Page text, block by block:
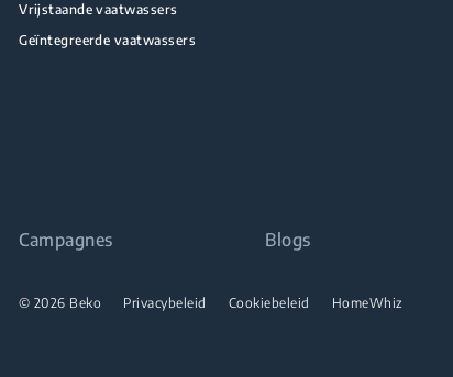
Vrijstaande vaatwassers
Geïntegreerde vaatwassers
Campagnes Blogs
© 2026 Beko Privacybeleid Cookiebeleid HomeWhiz